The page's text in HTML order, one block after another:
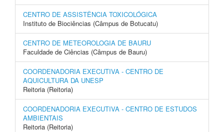
CENTRO DE ASSISTÊNCIA TOXICOLÓGICA
Instituto de Biociências (Câmpus de Botucatu)
CENTRO DE METEOROLOGIA DE BAURU
Faculdade de Ciências (Câmpus de Bauru)
COORDENADORIA EXECUTIVA - CENTRO DE
AQUICULTURA DA UNESP
Reitoria (Reitoria)
COORDENADORIA EXECUTIVA - CENTRO DE ESTUDOS
AMBIENTAIS
Reitoria (Reitoria)